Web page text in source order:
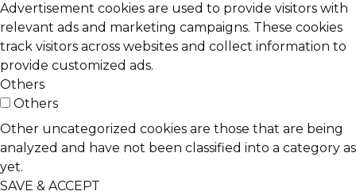
Advertisement cookies are used to provide visitors with
relevant ads and marketing campaigns. These cookies
track visitors across websites and collect information to
provide customized ads.
Others
Others
Other uncategorized cookies are those that are being
analyzed and have not been classified into a category as
yet.
SAVE & ACCEPT